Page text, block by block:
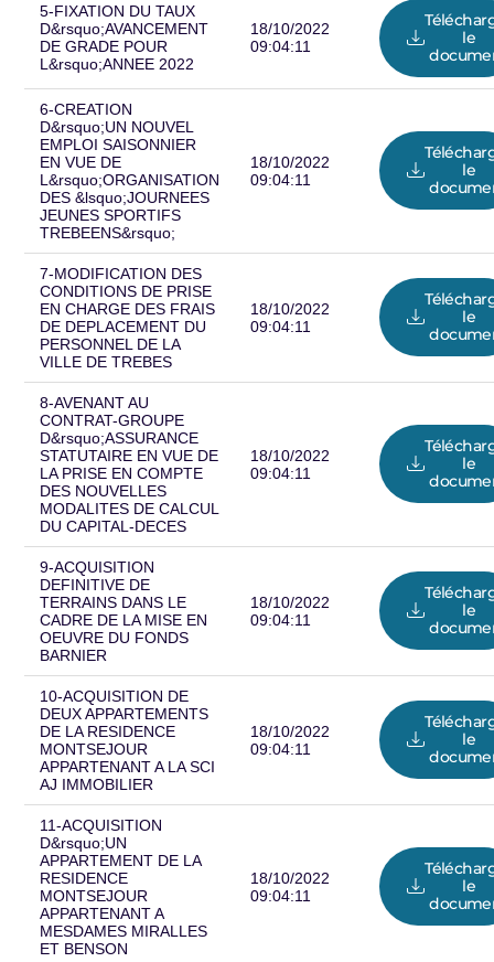
5-FIXATION DU TAUX
D&rsquo;AVANCEMENT
DE GRADE POUR
L&rsquo;ANNEE 2022
18/10/2022
09:04:11
le
6-CREATION
D&rsquo;UN NOUVEL
EMPLOI SAISONNIER
EN VUE DE
L&rsquo;ORGANISATION
DES &lsquo;JOURNEES
JEUNES SPORTIFS
TREBEENS&rsquo;
18/10/2022
09:04:11
le
7-MODIFICATION DES
CONDITIONS DE PRISE
EN CHARGE DES FRAIS
DE DEPLACEMENT DU
PERSONNEL DE LA
VILLE DE TREBES
18/10/2022
09:04:11
le
8-AVENANT AU
CONTRAT-GROUPE
D&rsquo;ASSURANCE
STATUTAIRE EN VUE DE
LA PRISE EN COMPTE
DES NOUVELLES
MODALITES DE CALCUL
DU CAPITAL-DECES
18/10/2022
09:04:11
le
9-ACQUISITION
DEFINITIVE DE
TERRAINS DANS LE
CADRE DE LA MISE EN
OEUVRE DU FONDS
BARNIER
18/10/2022
09:04:11
le
10-ACQUISITION DE
DEUX APPARTEMENTS
DE LA RESIDENCE
MONTSEJOUR
APPARTENANT A LA SCI
AJ IMMOBILIER
18/10/2022
09:04:11
le
11-ACQUISITION
D&rsquo;UN
APPARTEMENT DE LA
RESIDENCE
MONTSEJOUR
APPARTENANT A
MESDAMES MIRALLES
ET BENSON
18/10/2022
09:04:11
le